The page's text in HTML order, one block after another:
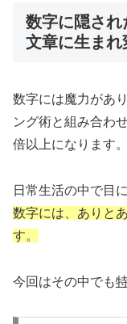
数字に隠され
文章に生まれ
数字には魔力があ
ング術と組み合わ
倍以上になります。
日常生活の中で目
数字には、ありと
す。
今回はその中でも